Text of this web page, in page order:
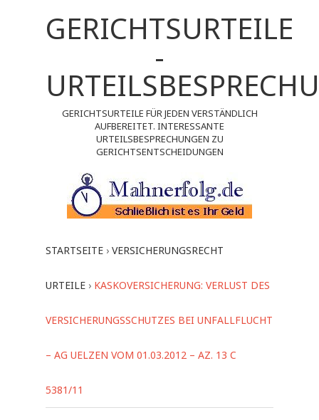
GERICHTSURTEILE
-
GERICHTSURTEILE FÜR JEDEN VERSTÄNDLICH
AUFBEREITET. INTERESSANTE
URTEILSBESPRECHUNGEN ZU
GERICHTSENTSCHEIDUNGEN
STARTSEITE › VERSICHERUNGSRECHT
URTEILE › KASKOVERSICHERUNG: VERLUST DES
VERSICHERUNGSSCHUTZES BEI UNFALLFLUCHT
– AG UELZEN VOM 01.03.2012 – AZ. 13 C
5381/11